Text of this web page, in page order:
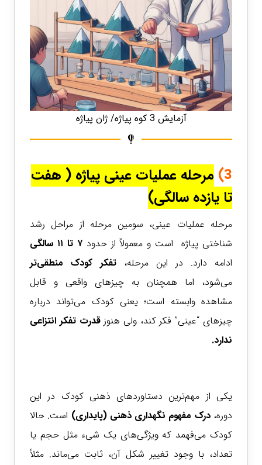
آزمایش 3 کوه پیاژه/ ژان پیاژه
3) مرحله عملیات عینی پیاژه ( هفت
تا یازده سالگی)
مرحله عملیات عینی، سومین مرحله از مراحل رشد
شناختی پیاژه است و معمولاً از حدود ۷ تا ۱۱ سالگی
ادامه دارد. در این مرحله، تفکر کودک منطقی‌تر
می‌شود، اما همچنان به چیزهای واقعی و قابل
مشاهده وابسته است؛ یعنی کودک می‌تواند درباره
چیزهای “عینی” فکر کند، ولی هنوز قدرت تفکر انتزاعی
ندارد.
یکی از مهم‌ترین دستاوردهای ذهنی کودک در این
دوره،درک مفهوم نگهداری ذهنی (پایداری) است. حالا
کودک می‌فهمد که ویژگی‌های یک شیء مثل حجم یا
تعداد، با وجود تغییر شکل آن، ثابت می‌ماند. مثلاً